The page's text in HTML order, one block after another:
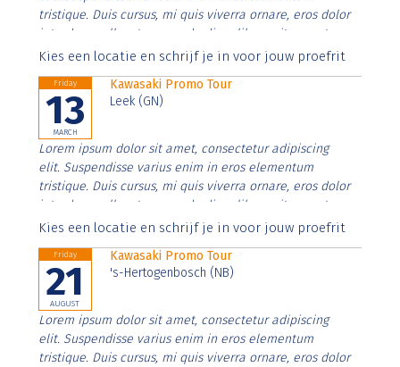
tristique. Duis cursus, mi quis viverra ornare, eros dolor
interdum nulla, ut commodo diam libero vitae erat.
Aenean faucibus nibh et justo cursus id rutrum lorem
Kies een locatie en schrijf je in voor jouw proefrit
Friday
13
MARCH
Kawasaki Promo Tour
Leek (GN)
Lorem ipsum dolor sit amet, consectetur adipiscing
elit. Suspendisse varius enim in eros elementum
tristique. Duis cursus, mi quis viverra ornare, eros dolor
interdum nulla, ut commodo diam libero vitae erat.
Aenean faucibus nibh et justo cursus id rutrum lorem
Kies een locatie en schrijf je in voor jouw proefrit
Friday
21
AUGUST
Kawasaki Promo Tour
's-Hertogenbosch (NB)
Lorem ipsum dolor sit amet, consectetur adipiscing
elit. Suspendisse varius enim in eros elementum
tristique. Duis cursus, mi quis viverra ornare, eros dolor